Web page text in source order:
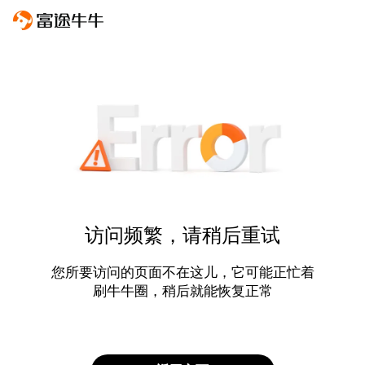
访问频繁，请稍后重试
您所要访问的页面不在这儿，它可能正忙着
刷牛牛圈，稍后就能恢复正常